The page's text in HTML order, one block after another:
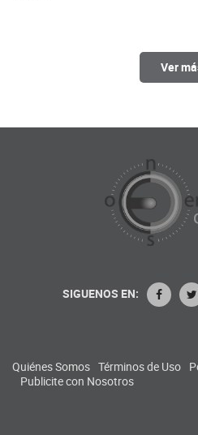
Ver
SIGUENOS EN:
Quiénes Somos Términos de Uso
Publicite con Nosotros